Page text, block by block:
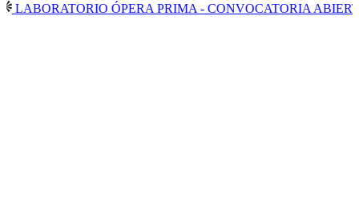
ÓPERA PRIMA - CONVOCATORIA ABIERTA